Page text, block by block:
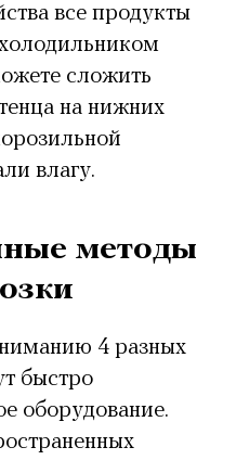
все продукты
сложить
на нижних
влагу.
методы
4 разных
быстро
оборудование.